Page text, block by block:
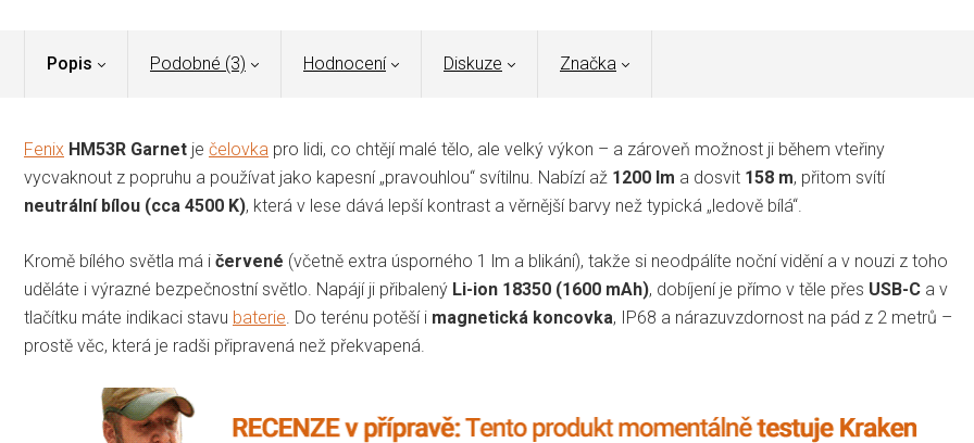
Popis Podobné (3) Hodnocení Diskuze Značka
Fenix HM53R Garnet je čelovka pro lidi, co chtějí malé tělo, ale velký výkon – a zároveň možnost ji během vteřiny
vycvaknout z popruhu a používat jako kapesní „pravouhlou“ svítilnu. Nabízí až 1200 lm a dosvit 158 m, přitom svítí
neutrální bílou (cca 4500 K), která v lese dává lepší kontrast a věrnější barvy než typická „ledově bílá“.
Kromě bílého světla má i červené (včetně extra úsporného 1 lm a blikání), takže si neodpálíte noční vidění a v nouzi z toho
uděláte i výrazné bezpečnostní světlo. Napájí ji přibalený Li-ion 18350 (1600 mAh), dobíjení je přímo v těle přes USB-C a v
tlačítku máte indikaci stavu baterie. Do terénu potěší i magnetická koncovka, IP68 a nárazuvzdornost na pád z 2 metrů –
prostě věc, která je radši připravená než překvapená.